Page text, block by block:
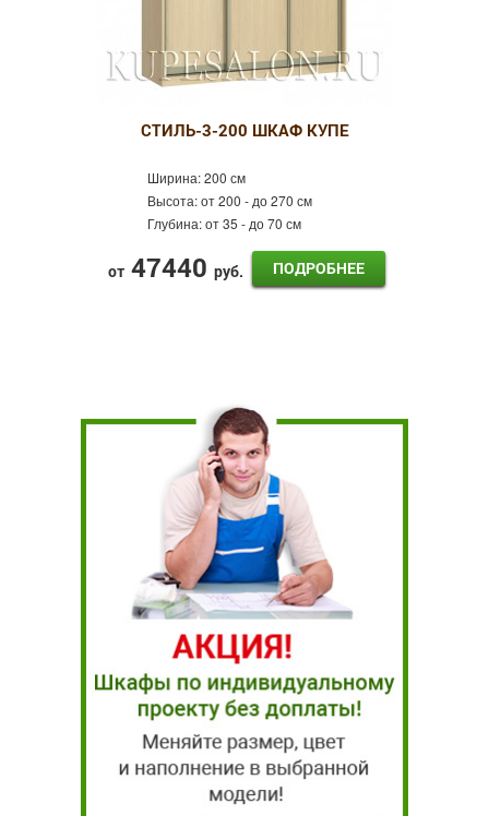
СТИЛЬ-3-200 ШКАФ КУПЕ
Ширина:200 см
Высота:от 200 - до 270 см
Глубина:от 35 - до 70 см
от 47440 руб. ПОДРОБНЕЕ